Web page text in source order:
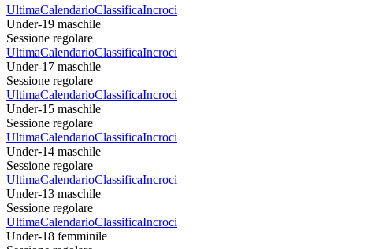
UltimaCalendarioClassificaIncroci
Under-19 maschile
Sessione regolare
UltimaCalendarioClassificaIncroci
Under-17 maschile
Sessione regolare
UltimaCalendarioClassificaIncroci
Under-15 maschile
Sessione regolare
UltimaCalendarioClassificaIncroci
Under-14 maschile
Sessione regolare
UltimaCalendarioClassificaIncroci
Under-13 maschile
Sessione regolare
UltimaCalendarioClassificaIncroci
Under-18 femminile